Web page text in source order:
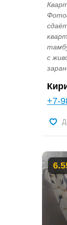
с
+7-